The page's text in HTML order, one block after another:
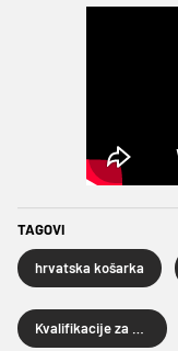
TAGOVI
hrvatska košarka